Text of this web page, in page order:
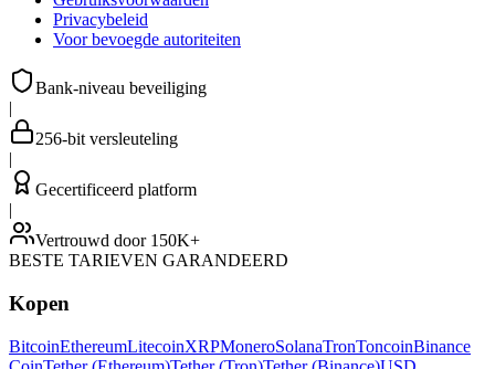
Privacybeleid
Voor bevoegde autoriteiten
Bank-niveau beveiliging
|
256-bit versleuteling
|
Gecertificeerd platform
|
Vertrouwd door 150K+
BESTE TARIEVEN GARANDEERD
Kopen
BitcoinEthereumLitecoinXRPMoneroSolanaTronToncoinBinance